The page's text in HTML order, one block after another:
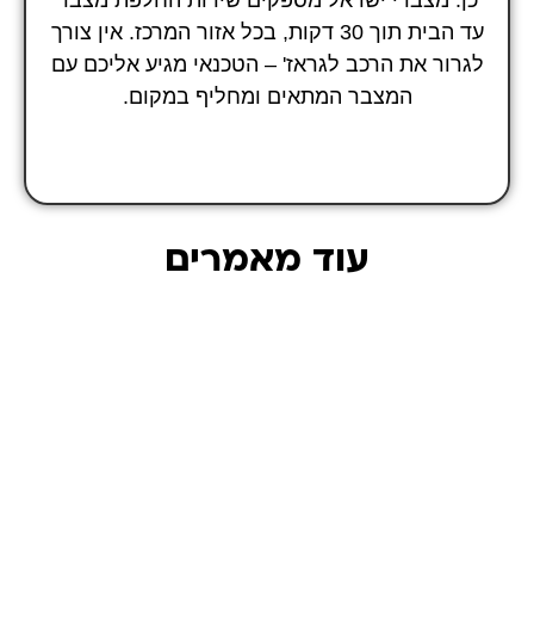
עד הבית תוך 30 דקות, בכל אזור המרכז. אין צורך
לגרור את הרכב לגראז' – הטכנאי מגיע אליכם עם
המצבר המתאים ומחליף במקום.
עוד מאמרים